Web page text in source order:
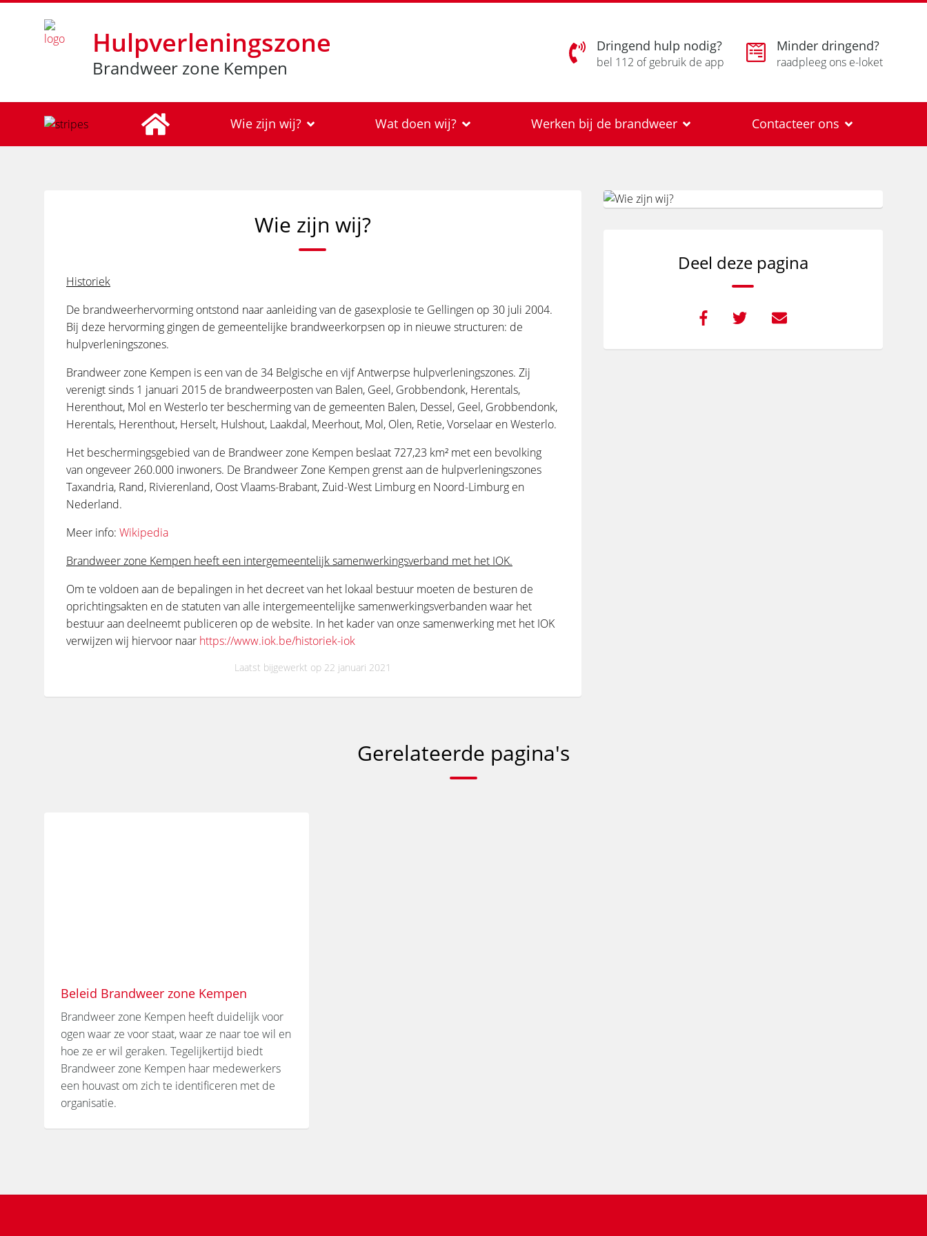
Hulpverleningszone
Brandweer zone Kempen
Dringend hulp nodig?
bel 112 of gebruik de app
Minder dringend?
raadpleeg ons e-loket
Wie zijn wij? Wat doen wij? Werken bij de brandweer Contacteer ons
Wie zijn wij?
Historiek
De brandweerhervorming ontstond naar aanleiding van de gasexplosie te Gellingen op 30 juli 2004.
Bij deze hervorming gingen de gemeentelijke brandweerkorpsen op in nieuwe structuren: de
hulpverleningszones.
Brandweer zone Kempen is een van de 34 Belgische en vijf Antwerpse hulpverleningszones. Zij
verenigt sinds 1 januari 2015 de brandweerposten van Balen, Geel, Grobbendonk, Herentals,
Herenthout, Mol en Westerlo ter bescherming van de gemeenten Balen, Dessel, Geel, Grobbendonk,
Herentals, Herenthout, Herselt, Hulshout, Laakdal, Meerhout, Mol, Olen, Retie, Vorselaar en Westerlo.
Het beschermingsgebied van de Brandweer zone Kempen beslaat 727,23 km² met een bevolking
van ongeveer 260.000 inwoners. De Brandweer Zone Kempen grenst aan de hulpverleningszones
Taxandria, Rand, Rivierenland, Oost Vlaams-Brabant, Zuid-West Limburg en Noord-Limburg en
Nederland.
Meer info: Wikipedia
Brandweer zone Kempen heeft een intergemeentelijk samenwerkingsverband met het IOK.
Om te voldoen aan de bepalingen in het decreet van het lokaal bestuur moeten de besturen de
oprichtingsakten en de statuten van alle intergemeentelijke samenwerkingsverbanden waar het
bestuur aan deelneemt publiceren op de website. In het kader van onze samenwerking met het IOK
verwijzen wij hiervoor naar https://www.iok.be/historiek-iok
Laatst bijgewerkt op 22 januari 2021
Deel deze pagina
Gerelateerde pagina's
Beleid Brandweer zone Kempen
Brandweer zone Kempen heeft duidelijk voor
ogen waar ze voor staat, waar ze naar toe wil en
hoe ze er wil geraken. Tegelijkertijd biedt
Brandweer zone Kempen haar medewerkers
een houvast om zich te identificeren met de
organisatie.